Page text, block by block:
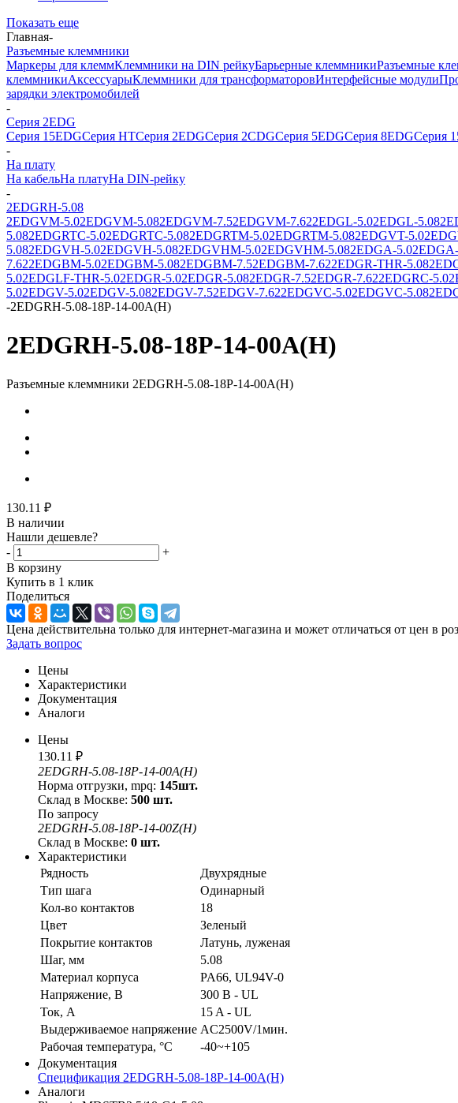
Показать еще
Главная-
Разъемные клеммники
Маркеры для клеммКлеммники на DIN рейкуБарьерные клеммникиРазъемные
клеммникиАксессуарыКлеммники для трансформаторовИнтерфейсные модули
зарядки электромобилей
-
Серия 2EDG
Серия 15EDGСерия HTСерия 2EDGСерия 2CDGСерия 5EDGСерия 8EDGСерия
-
На плату
На кабельНа платуНа DIN-рейку
-
2EDGRH-5.08
2EDGVM-5.02EDGVM-5.082EDGVM-7.52EDGVM-7.622EDGL-5.02EDGL-5.08
5.082EDGRTC-5.02EDGRTC-5.082EDGRTM-5.02EDGRTM-5.082EDGVT-5.0
5.082EDGVH-5.02EDGVH-5.082EDGVHM-5.02EDGVHM-5.082EDGA-5.0
7.622EDGBM-5.02EDGBM-5.082EDGBM-7.52EDGBM-7.622EDGR-THR-5.08
5.02EDGLF-THR-5.02EDGR-5.02EDGR-5.082EDGR-7.52EDGR-7.622EDGRC-5.0
5.02EDGV-5.02EDGV-5.082EDGV-7.52EDGV-7.622EDGVC-5.02EDGVC-5.08
-2EDGRH-5.08-18P-14-00A(H)
2EDGRH-5.08-18P-14-00A(H)
Разъемные клеммники 2EDGRH-5.08-18P-14-00A(H)
130.11 ₽
В наличии
Нашли дешевле?
-
+
В корзину
Купить в 1 клик
Поделиться
Цена действительна только для интернет-магазина и может отличаться от цен в
Задать вопрос
Цены
Характеристики
Документация
Аналоги
Цены
130.11 ₽
2EDGRH-5.08-18P-14-00A(H)
Норма отгрузки, mpq: 145шт.
Склад в Москве: 500 шт.
По запросу
2EDGRH-5.08-18P-14-00Z(H)
Склад в Москве: 0 шт.
Характеристики
Рядность
Двухрядные
Тип шага
Одинарный
Кол-во контактов
18
Цвет
Зеленый
Покрытие контактов
Латунь, луженая
Шаг, мм
5.08
Материал корпуса
PA66, UL94V-0
Напряжение, В
300 В - UL
Ток, А
15 A - UL
Выдерживаемое напряжение AC2500V/1мин.
Рабочая температура, °C
-40~+105
Документация
Спецификация 2EDGRH-5.08-18P-14-00A(H)
Аналоги